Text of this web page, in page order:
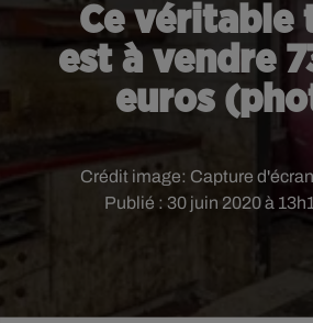
Ce véritable
est à vendre
euros
Publié : 30 juin 2020 à
Crédit image: Capture